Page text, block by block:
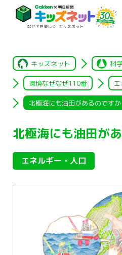
キッズネット 科
環境なぜなぜ110番
北極海にも油田があるのですか
北極海にも油田が
エネルギー・人口